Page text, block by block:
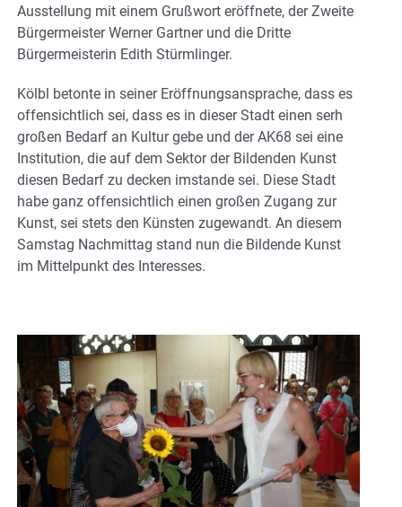
Ausstellung mit einem Grußwort eröffnete, der Zweite
Bürgermeister Werner Gartner und die Dritte
Bürgermeisterin Edith Stürmlinger.
Kölbl betonte in seiner Eröffnungsansprache, dass es
offensichtlich sei, dass es in dieser Stadt einen serh
großen Bedarf an Kultur gebe und der AK68 sei eine
Institution, die auf dem Sektor der Bildenden Kunst
diesen Bedarf zu decken imstande sei. Diese Stadt
habe ganz offensichtlich einen großen Zugang zur
Kunst, sei stets den Künsten zugewandt. An diesem
Samstag Nachmittag stand nun die Bildende Kunst
im Mittelpunkt des Interesses.